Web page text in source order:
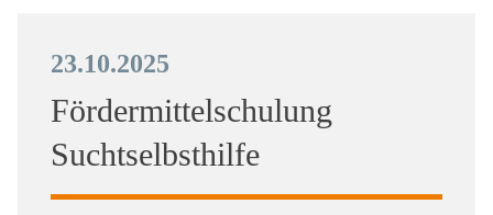
23.10.2025
Fördermittelschulung
Suchtselbsthilfe